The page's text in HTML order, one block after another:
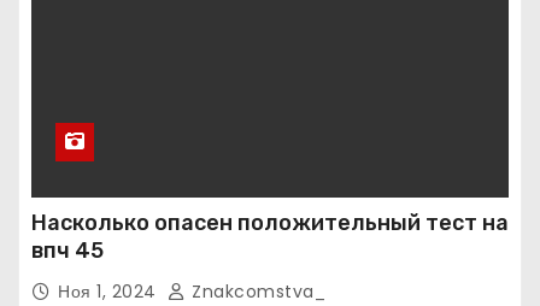
Насколько опасен положительный тест на
впч 45
Ноя 1, 2024 Znakcomstva_